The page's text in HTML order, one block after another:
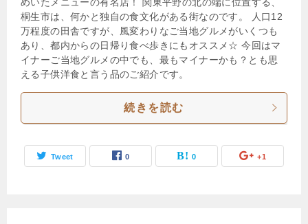
桐生市は、何かと独自の食文化がある街なのです。 人口12
万程度の田舎ですが、風変わりなご当地グルメがいくつも
あり、都内からの日帰り食べ歩きにもオススメ☆ 今回はマ
イナーご当地グルメの中でも、最もマイナーかも？とも思
える子供洋食と言う品のご紹介です。
続きを読む
Tweet 0 0 +1